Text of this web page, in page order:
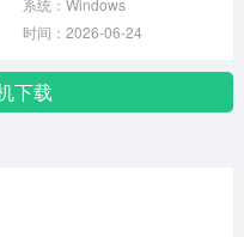
系统：Windows
时间：2026-06-24
下载